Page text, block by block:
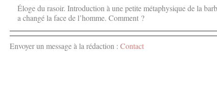
Éloge du rasoir. Introduction à une petite métaphysique de la
a changé la face de l’homme. Comment ?
Envoyer un message à la rédaction : Contact